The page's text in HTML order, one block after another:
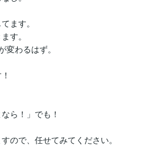
ます。
す。
わるはず。
ら！」でも！
ので、任せてみてください。